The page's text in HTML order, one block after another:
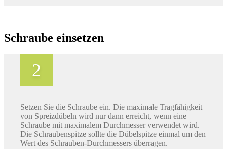
Schraube einsetzen
Setzen Sie die Schraube ein. Die maximale Tragfähigkeit
von Spreizdübeln wird nur dann erreicht, wenn eine
Schraube mit maximalem Durchmesser verwendet wird.
Die Schraubenspitze sollte die Dübelspitze einmal um den
Wert des Schrauben-Durchmessers überragen.